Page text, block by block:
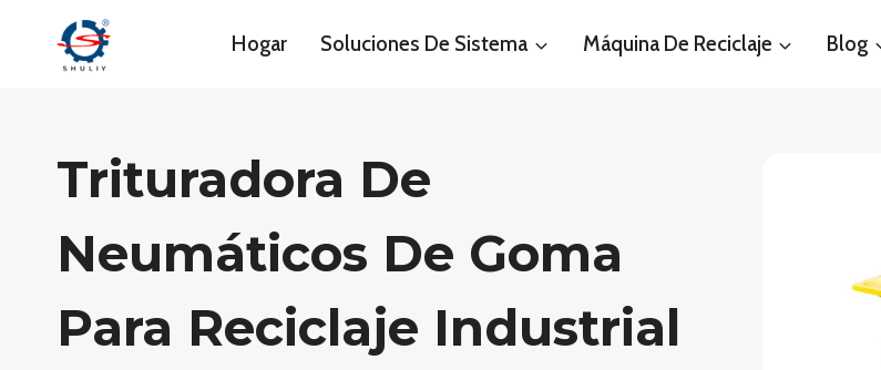
Hogar Soluciones De Sistema Máquina De Reciclaje Blog
Trituradora De
Neumáticos De Goma
Para Reciclaje Industrial